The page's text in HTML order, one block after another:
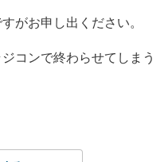
がお申し出ください。
コンで終わらせてしまう